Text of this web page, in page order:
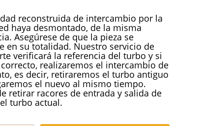
reconstruida de intercambio por la
haya desmontado, de la misma
Asegúrese de que la pieza se
en su totalidad. Nuestro servicio de
verificará la referencia del turbo y si
realizaremos el intercambio de
es decir, retiraremos el turbo antiguo
el nuevo al mismo tiempo.
retirar racores de entrada y salida de
turbo actual.